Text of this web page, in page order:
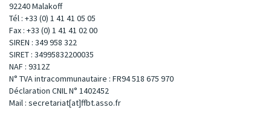
92240 Malakoff
Tél : +33 (0) 1 41 41 05 05
Fax : +33 (0) 1 41 41 02 00
SIREN : 349 958 322
SIRET : 34995832200035
NAF : 9312Z
N° TVA intracommunautaire : FR94 518 675 970
Déclaration CNIL N° 1402452
Mail : secretariat[at]ffbt.asso.fr